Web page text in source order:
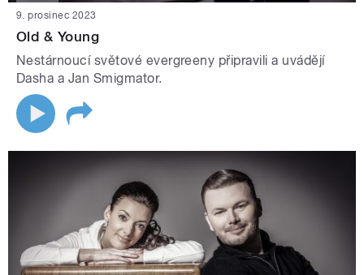
9. prosinec 2023
Old & Young
Nestárnoucí světové evergreeny připravili a uvádějí
Dasha a Jan Smigmator.